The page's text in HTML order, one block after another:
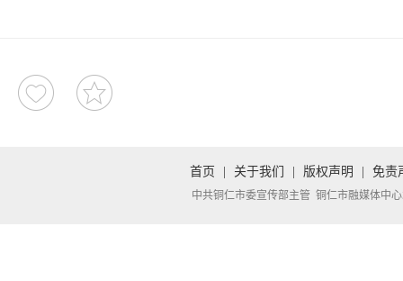
首页 关于我们 版权声明 免责
中共铜仁市委宣传部主管 铜仁市融媒体中心